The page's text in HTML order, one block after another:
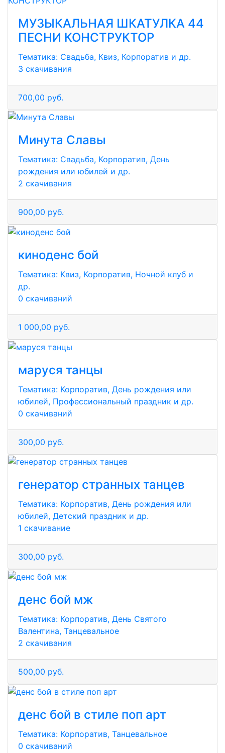
МУЗЫКАЛЬНАЯ ШКАТУЛКА 44
ПЕСНИ КОНСТРУКТОР
Тематика: Свадьба, Квиз, Корпоратив и др.
3 скачивания
700,00 руб.
Минута Славы
Тематика: Свадьба, Корпоратив, День
рождения или юбилей и др.
2 скачивания
900,00 руб.
киноденс бой
Тематика: Квиз, Корпоратив, Ночной клуб и
др.
0 скачиваний
1 000,00 руб.
маруся танцы
Тематика: Корпоратив, День рождения или
юбилей, Профессиональный праздник и др.
0 скачиваний
300,00 руб.
генератор странных танцев
Тематика: Корпоратив, День рождения или
юбилей, Детский праздник и др.
1 скачивание
300,00 руб.
денс бой мж
Тематика: Корпоратив, День Святого
Валентина, Танцевальное
2 скачивания
500,00 руб.
денс бой в стиле поп арт
Тематика: Корпоратив, Танцевальное
0 скачиваний